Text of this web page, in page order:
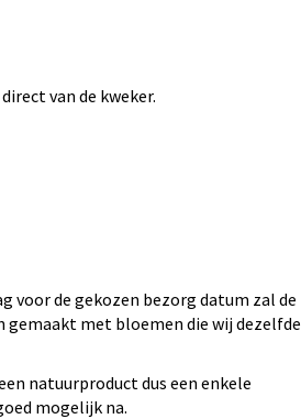
van de kweker.
voor de gekozen bezorg datum zal de
met bloemen die wij dezelfde
natuurproduct dus een enkele
mogelijk na.